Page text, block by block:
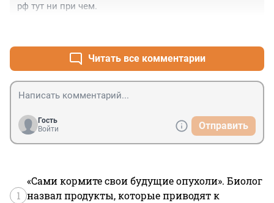
рф тут ни при чем.
Читать все комментарии
Гость
Войти
Отправить
1
«Сами кормите свои будущие опухоли». Биолог
назвал продукты, которые приводят к